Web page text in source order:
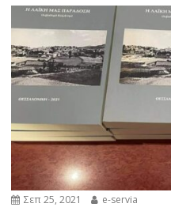
Σεπ 25, 2021 e-servia